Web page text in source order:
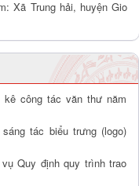
Xã Trung hải, huyện Gio
kê công tác văn thư năm
tác biểu trưng (logo)
Quy định quy trình trao